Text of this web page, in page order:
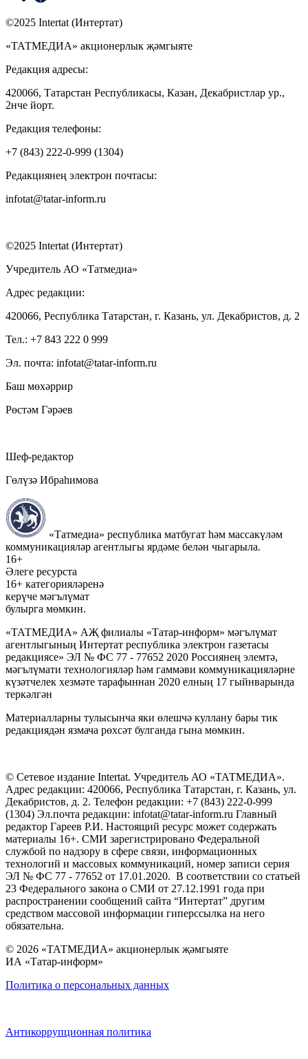
©2025 Intertat (Интертат)
«ТАТМЕДИА» акционерлык җәмгыяте
Редакция адресы:
420066, Татарстан Республикасы, Казан, Декабристлар ур.,
2нче йорт.
Редакция телефоны:
+7 (843) 222-0-999 (1304)
Редакциянең электрон почтасы:
infotat@tatar-inform.ru
©2025 Intertat (Интертат)
Учредитель АО «Татмедиа»
Адрес редакции:
420066, Республика Татарстан, г. Казань, ул. Декабристов, д. 2
Тел.: +7 843 222 0 999
Эл. почта: infotat@tatar-inform.ru
Баш мөхәррир
Рөстәм Гәрәев
Шеф-редактор
Гөлүзә Ибраһимова
«Татмедиа» республика матбугат һәм массакүләм
коммуникацияләр агентлыгы ярдәме белән чыгарыла.
16+
Әлеге ресурста
16+ категорияләренә
керүче мәгълүмат
булырга мөмкин.
«ТАТМЕДИА» АҖ филиалы «Татар-информ» мәгълүмат
агентлыгының Интертат республика электрон газетасы
редакциясе» ЭЛ № ФС 77 - 77652 2020 Россиянең элемтә,
мәгълүмати технологияләр һәм гаммәви коммуникацияләрне
күзәтчелек хезмәте тарафыннан 2020 елның 17 гыйнварында
теркәлгән
Материалларны тулысынча яки өлешчә куллану бары тик
редакциядән язмача рөхсәт булганда гына мөмкин.
© Сетевое издание Intertat. Учредитель АО «ТАТМЕДИА».
Адрес редакции: 420066, Республика Татарстан, г. Казань, ул.
Декабристов, д. 2. Телефон редакции: +7 (843) 222-0-999
(1304) Эл.почта редакции: infotat@tatar-inform.ru Главный
редактор Гареев Р.И. Настоящий ресурс может содержать
материалы 16+. СМИ зарегистрировано Федеральной
службой по надзору в сфере связи, информационных
технологий и массовых коммуникаций, номер записи серия
ЭЛ № ФС 77 - 77652 от 17.01.2020. В соответствии со статьей
23 Федерального закона о СМИ от 27.12.1991 года при
распространении сообщений сайта “Интертат” другим
средством массовой информации гиперссылка на него
обязательна.
© 2026 «ТАТМЕДИА» акционерлык җәмгыяте
ИА «Татар-информ»
Политика о персональных данных
Антикоррупционная политика